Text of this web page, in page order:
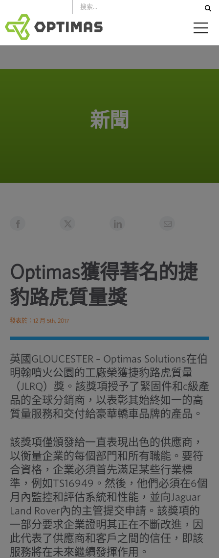
到
內
容
新聞
Optimas獲得著名的捷
豹路虎質量獎
發表於：12 月 5th, 2017
英國GLOUCESTER – Optimas Solutions在伯
明翰噴火公園的工廠榮獲捷豹路虎質量
（JLRQ）獎。該獎項授予了緊固件和c級產
品的全球分銷商，以表彰其始終如一的高
質量服務和交付給豪華轎車品牌的產品。
該獎項僅頒發給一直表現出色的供應商，
以衡量企業的每個部門和所有職能。要符
合資格，企業必須首先滿足某些行業標
準，例如TS16949。然後，他們必須在6個
月內監控和評估系統和性能，並向Jaguar
Land Rover內的主管提交申請。該獎項的
一部分要求企業證明其正在不斷改進，因
此代表了供應商和客戶之間的信任，即該
服務將在未來繼續發揮作用。